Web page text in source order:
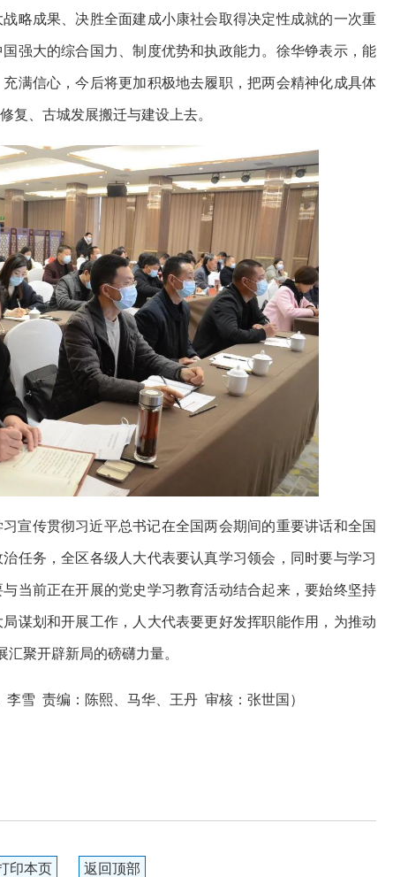
略成果、决胜全面建成小康社会取得决定性成就的一次重
强大的综合国力、制度优势和执政能力。徐华铮表示，能
满信心，今后将更加积极地去履职，把两会精神化成具体
复、古城发展搬迁与建设上去。
宣传贯彻习近平总书记在全国两会期间的重要讲话和全国
任务，全区各级人大代表要认真学习领会，同时要与学习
当前正在开展的党史学习教育活动结合起来，要始终坚持
谋划和开展工作，人大代表要更好发挥职能作用，为推动
汇聚开辟新局的磅礴力量。
李雪 责编：陈熙、马华、王丹 审核：张世国）
印本页 返回顶部